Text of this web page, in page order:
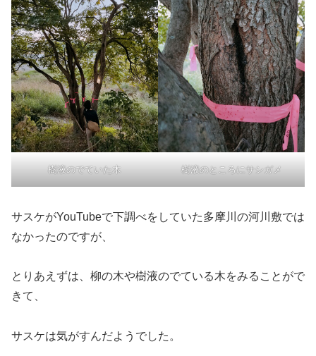
樹液のでていた木 樹液のところにサシガメ
サスケがYouTubeで下調べをしていた多摩川の河川敷では
なかったのですが、
とりあえずは、柳の木や樹液のでている木をみることがで
きて、
サスケは気がすんだようでした。